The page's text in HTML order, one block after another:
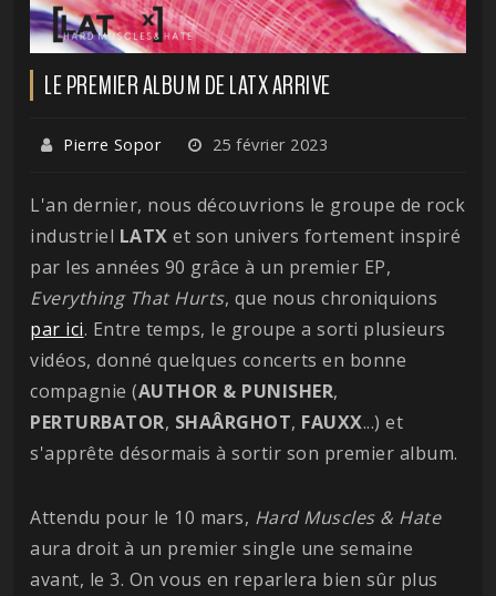
LE PREMIER ALBUM DE LATX ARRIVE
Pierre Sopor 25 février 2023
L'an dernier, nous découvrions le groupe de rock
industriel LATX et son univers fortement inspiré
par les années 90 grâce à un premier EP,
Everything That Hurts, que nous chroniquions
par ici. Entre temps, le groupe a sorti plusieurs
vidéos, donné quelques concerts en bonne
compagnie (AUTHOR & PUNISHER,
PERTURBATOR, SHAÂRGHOT, FAUXX...) et
s'apprête désormais à sortir son premier album.
Attendu pour le 10 mars, Hard Muscles & Hate
aura droit à un premier single une semaine
avant, le 3. On vous en reparlera bien sûr plus